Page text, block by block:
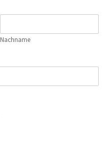
Nachname